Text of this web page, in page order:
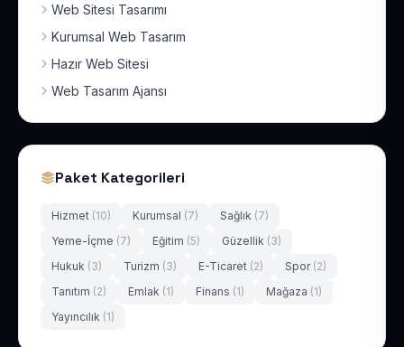
Web Sitesi Tasarımı
Kurumsal Web Tasarım
Hazır Web Sitesi
Web Tasarım Ajansı
Paket Kategorileri
Hizmet (10) Kurumsal (7) Sağlık (7)
Yeme-İçme (7) Eğitim (5) Güzellik (3)
Hukuk (3) Turizm (3) E-Ticaret (2) Spor (2)
Tanıtım (2) Emlak (1) Finans (1) Mağaza (1)
Yayıncılık (1)